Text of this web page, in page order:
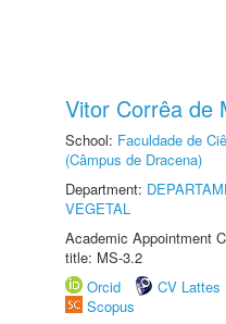
Vitor Corrêa de
School: Faculdade de
(Câmpus de Dracena)
Department:
VEGETAL
Academic Appointment
title: MS-3.2
Orcid
CV Lattes
Scopus